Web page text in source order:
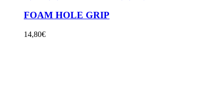
FOAM HOLE GRIP
14,80€